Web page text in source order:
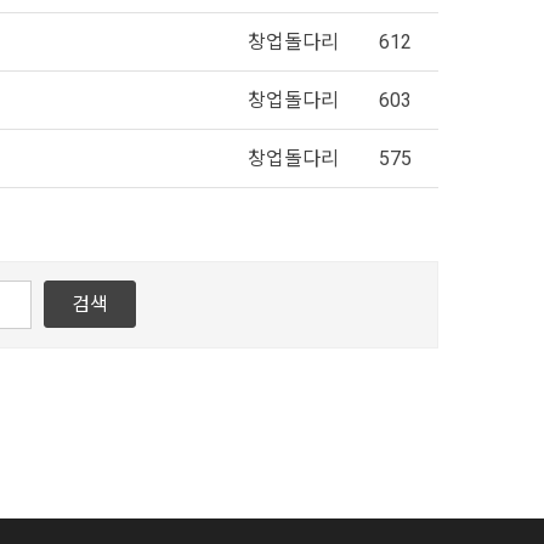
창업돌다리 612
창업돌다리 603
창업돌다리 575
검색